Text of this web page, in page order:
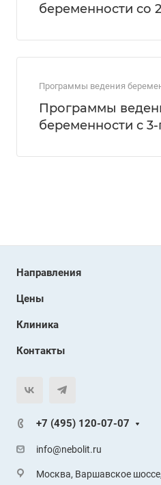
беременности со
Программы ведения
Программы
беременности с
Направления
Цены
Клиника
Контакты
+7 (495) 120-07-07
info@nebolit.ru
Москва, Варшавское